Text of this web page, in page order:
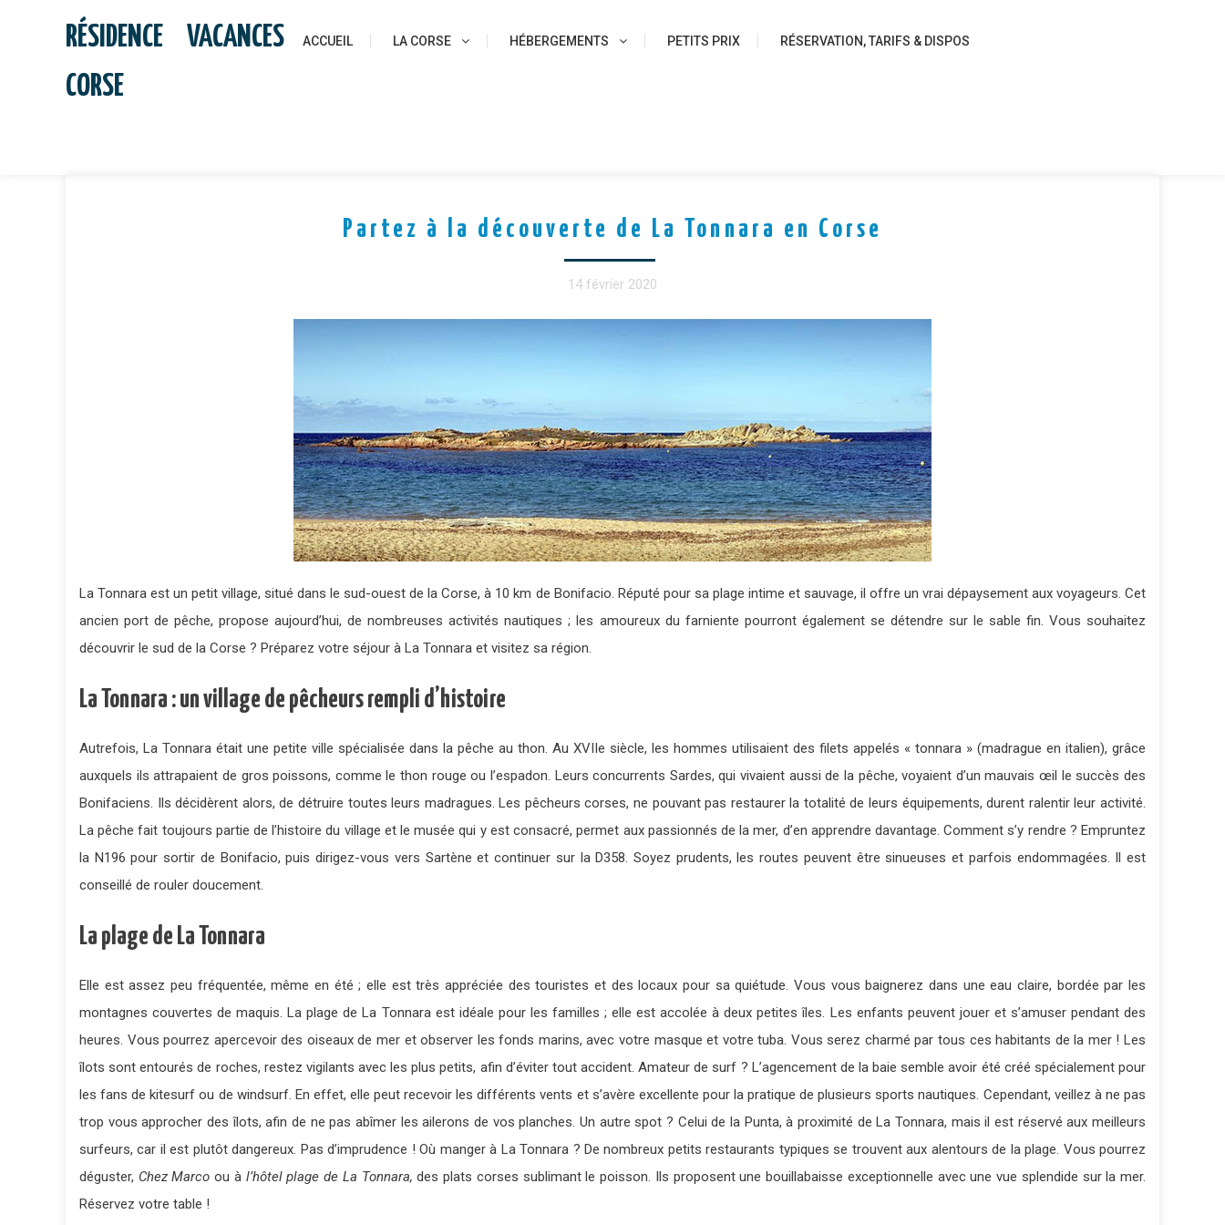
RÉSIDENCE VACANCES
CORSE
ACCUEIL LA CORSE HÉBERGEMENTS PETITS PRIX RÉSERVATION, TARIFS & DISPOS
Partez à la découverte de La Tonnara en Corse
14 février 2020
La Tonnara est un petit village, situé dans le sud-ouest de la Corse, à 10 km de Bonifacio. Réputé pour sa plage intime et sauvage, il offre un vrai dépaysement aux voyageurs. Cet
ancien port de pêche, propose aujourd’hui, de nombreuses activités nautiques ; les amoureux du farniente pourront également se détendre sur le sable fin. Vous souhaitez
découvrir le sud de la Corse ? Préparez votre séjour à La Tonnara et visitez sa région.
La Tonnara : un village de pêcheurs rempli d’histoire
Autrefois, La Tonnara était une petite ville spécialisée dans la pêche au thon. Au XVIIe siècle, les hommes utilisaient des filets appelés « tonnara » (madrague en italien), grâce
auxquels ils attrapaient de gros poissons, comme le thon rouge ou l’espadon. Leurs concurrents Sardes, qui vivaient aussi de la pêche, voyaient d’un mauvais œil le succès des
Bonifaciens. Ils décidèrent alors, de détruire toutes leurs madragues. Les pêcheurs corses, ne pouvant pas restaurer la totalité de leurs équipements, durent ralentir leur activité.
La pêche fait toujours partie de l’histoire du village et le musée qui y est consacré, permet aux passionnés de la mer, d’en apprendre davantage. Comment s’y rendre ? Empruntez
la N196 pour sortir de Bonifacio, puis dirigez-vous vers Sartène et continuer sur la D358. Soyez prudents, les routes peuvent être sinueuses et parfois endommagées. Il est
conseillé de rouler doucement.
La plage de La Tonnara
Elle est assez peu fréquentée, même en été ; elle est très appréciée des touristes et des locaux pour sa quiétude. Vous vous baignerez dans une eau claire, bordée par les
montagnes couvertes de maquis. La plage de La Tonnara est idéale pour les familles ; elle est accolée à deux petites îles. Les enfants peuvent jouer et s’amuser pendant des
heures. Vous pourrez apercevoir des oiseaux de mer et observer les fonds marins, avec votre masque et votre tuba. Vous serez charmé par tous ces habitants de la mer ! Les
îlots sont entourés de roches, restez vigilants avec les plus petits, afin d’éviter tout accident. Amateur de surf ? L’agencement de la baie semble avoir été créé spécialement pour
les fans de kitesurf ou de windsurf. En effet, elle peut recevoir les différents vents et s’avère excellente pour la pratique de plusieurs sports nautiques. Cependant, veillez à ne pas
trop vous approcher des îlots, afin de ne pas abîmer les ailerons de vos planches. Un autre spot ? Celui de la Punta, à proximité de La Tonnara, mais il est réservé aux meilleurs
surfeurs, car il est plutôt dangereux. Pas d’imprudence ! Où manger à La Tonnara ? De nombreux petits restaurants typiques se trouvent aux alentours de la plage. Vous pourrez
déguster, Chez Marcoou à l’hôtel plage de La Tonnara,des plats corses sublimant le poisson. Ils proposent une bouillabaisse exceptionnelle avec une vue splendide sur la mer.
Réservez votre table !